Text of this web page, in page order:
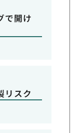
で開け
リスク